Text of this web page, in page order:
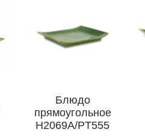
Блюдо
прямоугольное
H2069A/PT555